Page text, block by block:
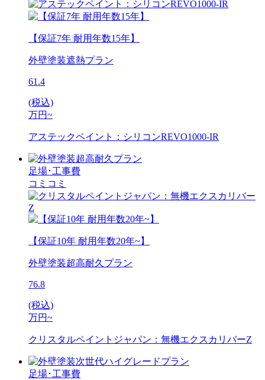
【保証7年 耐用年数15年】
外壁塗装遮熱プラン
61.4
(税込)
万円~
アステックペイント：シリコンREVO1000-IR
足場･工事費
コミコミ
【保証10年 耐用年数20年~】
外壁塗装超高耐久プラン
76.8
(税込)
万円~
クリスタルペイントジャパン：無機エクスカリバーZ
足場･工事費